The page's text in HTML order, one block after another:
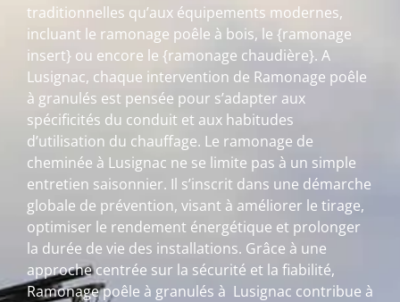
traditionnelles qu’aux équipements modernes,
incluant le ramonage poêle à bois, le {ramonage
insert} ou encore le {ramonage chaudière}. A
Lusignac, chaque intervention de Ramonage poêle
à granulés est pensée pour s’adapter aux
spécificités du conduit et aux habitudes
d’utilisation du chauffage. Le ramonage de
cheminée à Lusignac ne se limite pas à un simple
entretien saisonnier. Il s’inscrit dans une démarche
globale de prévention, visant à améliorer le tirage,
optimiser le rendement énergétique et prolonger
la durée de vie des installations. Grâce à une
approche centrée sur la sécurité et la fiabilité,
Ramonage poêle à granulés à Lusignac contribue à